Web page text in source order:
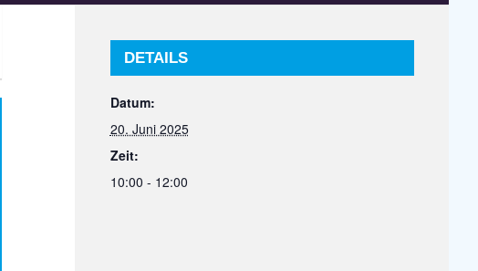
DETAILS
Datum:
20. Juni 2025
Zeit:
10:00 - 12:00